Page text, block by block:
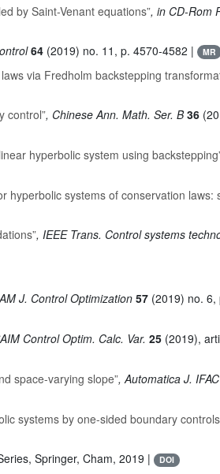
by Saint-Venant equations”, in CD-Rom
64 (2019) no. 11, p. 4570-4582 | MR
via Fredholm backstepping
control”, Chinese Ann. Math. Ser. B36
hyperbolic system using
hyperbolic systems of conservation laws:
, IEEE Trans. Control systems
J. Control Optimization57 (2019) no.
Control Optim. Calc. Var. 25 (2019),
space-varying slope”, Automatica J. IFAC
systems by one-sided boundary
, Springer, Cham, 2019 | DOI